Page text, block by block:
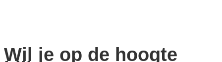
Wil je op de hoogte